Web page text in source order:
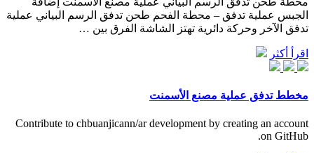
الجبس عملية تدفق – محطة الفحم طحن تدفق الرسم البياني عملية
تدفق الآخر وحركة دائرية تهتز الشاشة الفرق بين …
اقرأ أكثر
مخطط تدفق عملية مصنع الأسمنت
Contribute to chbuanjicann/ar development by creating an account
on GitHub.